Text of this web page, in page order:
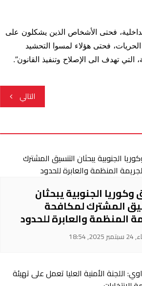
فحتى الأشخاص الذين يشكلون على
فحتى هؤلاء لمسوا التحشيد
تهدف الى الإصلاح وتنفيذ القانون”.
التالي
وكوريا الجنوبية يبحثان
المشترك لمكافحة
المنظمة والعابرة للحدود
18:54